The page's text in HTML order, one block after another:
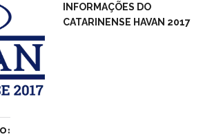
INFORMAÇÕES DO
CATARINENSE HAVAN 2017